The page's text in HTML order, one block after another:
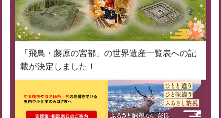
「飛鳥・藤原の宮都」の世界遺産一覧表への記
載が決定しました！